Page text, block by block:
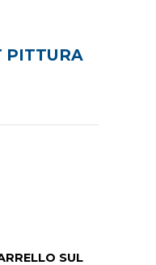
PITTURA
SUL